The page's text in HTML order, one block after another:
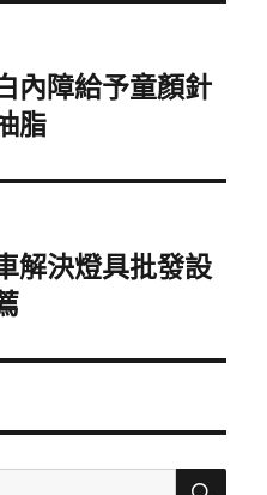
內障給予童顏針
脂
解決燈具批發設
搜